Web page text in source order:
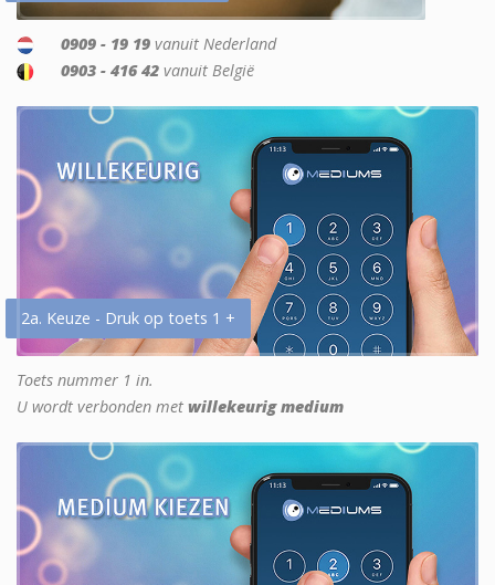
0909 - 19 19 vanuit Nederland
0903 - 416 42 vanuit België
2a. Keuze - Druk op toets 1 +
Toets nummer 1 in.
U wordt verbonden met willekeurig medium